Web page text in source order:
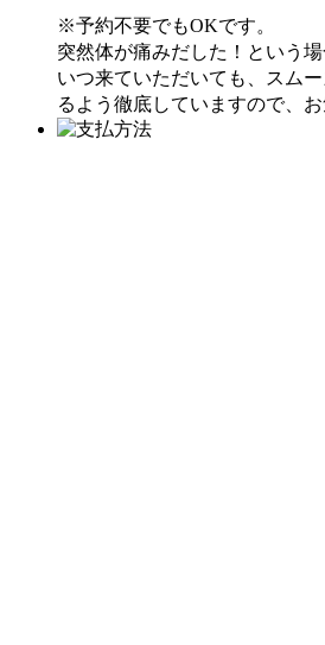
※予約不要でもOKです。
突然体が痛みだした！という場
いつ来ていただいても、スム
るよう徹底していますので、